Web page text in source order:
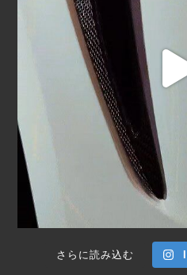
さらに読み込む